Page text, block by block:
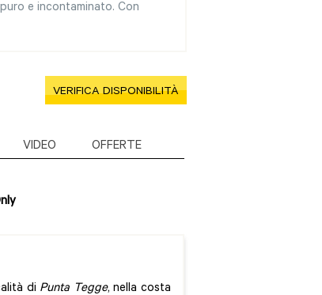
e incontaminato. Con
VERIFICA DISPONIBILITÀ
VIDEO OFFERTE
di Punta Tegge, nella costa